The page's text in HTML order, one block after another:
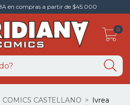
en compras a partir de $45.000
0
COMICS CASTELLANO > Ivrea